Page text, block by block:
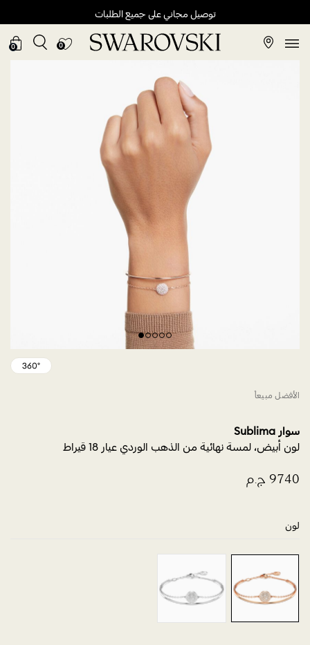
توصيل مجاني على جميع الطلبات
0
0
الأفضل مبيعاً
سوار Sublima
لون أبيض، لمسة نهائية من الذهب الوردي عيار 18 قيراط
لون